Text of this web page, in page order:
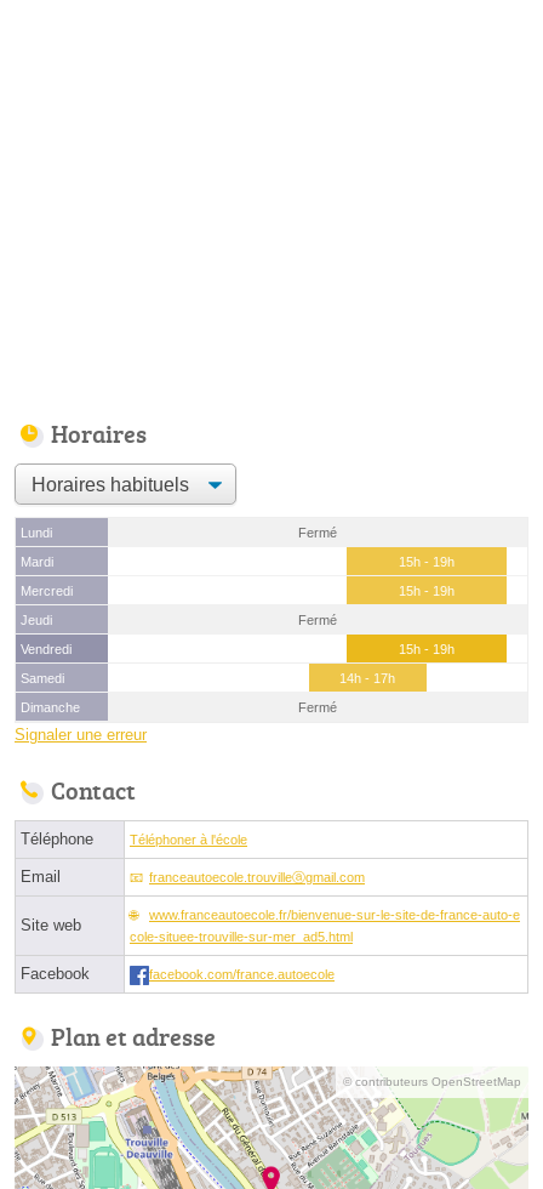
Horaires
Lundi
Fermé
Mardi
15h - 19h
Mercredi
15h - 19h
Jeudi
Fermé
Vendredi
15h - 19h
Samedi
14h - 17h
Dimanche
Fermé
Signaler une erreur
Contact
Téléphone Téléphoner à l'école
Email franceautoecole.trouvilleⓐgmail.com
Site web
www.franceautoecole.fr/bienvenue-sur-le-site-de-france-auto-e
cole-situee-trouville-sur-mer_ad5.html
Facebook facebook.com/france.autoecole
Plan et adresse
© contributeurs OpenStreetMap